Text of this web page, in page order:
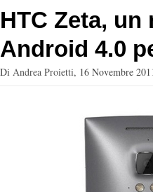
HTC Zeta,
Android 4.0
Di Andrea Proietti, 16 Novembre